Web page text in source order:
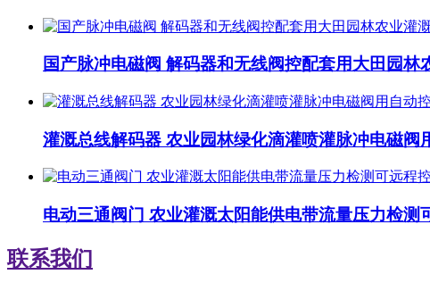
国产脉冲电磁阀 解码器和无线阀控配套用大田园林
灌溉总线解码器 农业园林绿化滴灌喷灌脉冲电磁阀
电动三通阀门 农业灌溉太阳能供电带流量压力检测
联系我们